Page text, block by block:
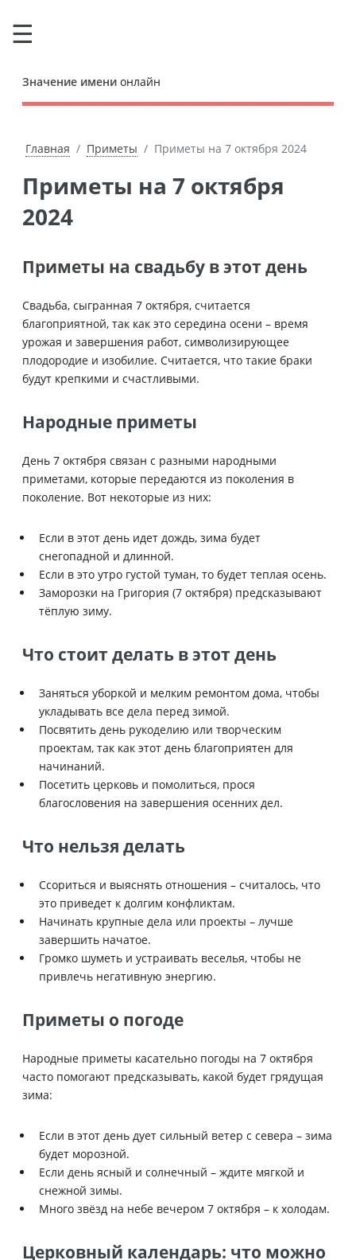
Значение имени онлайн
Главная Приметы Приметы на 7 октября 2024
Приметы на 7 октября
2024
Приметы на свадьбу в этот день
Свадьба, сыгранная 7 октября, считается
благоприятной, так как это середина осени – время
урожая и завершения работ, символизирующее
плодородие и изобилие. Считается, что такие браки
будут крепкими и счастливыми.
Народные приметы
День 7 октября связан с разными народными
приметами, которые передаются из поколения в
поколение. Вот некоторые из них:
Если в этот день идет дождь, зима будет
снегопадной и длинной.
Если в это утро густой туман, то будет теплая осень.
Заморозки на Григория (7 октября) предсказывают
тёплую зиму.
Что стоит делать в этот день
Заняться уборкой и мелким ремонтом дома, чтобы
укладывать все дела перед зимой.
Посвятить день рукоделию или творческим
проектам, так как этот день благоприятен для
начинаний.
Посетить церковь и помолиться, прося
благословения на завершения осенних дел.
Что нельзя делать
Ссориться и выяснять отношения – считалось, что
это приведет к долгим конфликтам.
Начинать крупные дела или проекты – лучше
завершить начатое.
Громко шуметь и устраивать веселья, чтобы не
привлечь негативную энергию.
Приметы о погоде
Народные приметы касательно погоды на 7 октября
часто помогают предсказывать, какой будет грядущая
зима:
Если в этот день дует сильный ветер с севера – зима
будет морозной.
Если день ясный и солнечный – ждите мягкой и
снежной зимы.
Много звёзд на небе вечером 7 октября – к холодам.
Церковный календарь: что можно